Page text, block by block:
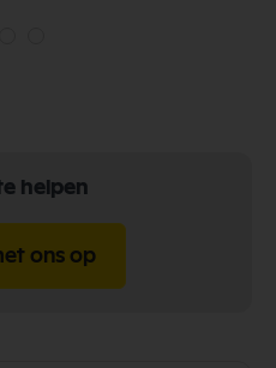
helpen
ons op